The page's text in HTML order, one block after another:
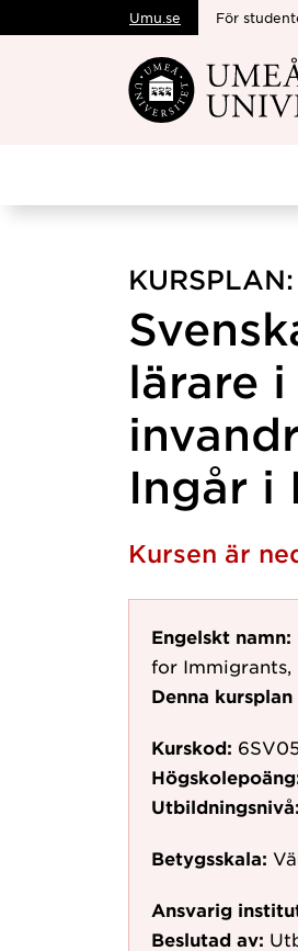
Hoppa direkt till
Umu.se För
KURSPLAN:
lärare
Ingår i
Kursen är
Engelskt namn:
for Immigrants,
Denna
Kurskod:
Utbildningsnivå:
Betygsskala:
Ansvarig
Beslutad av: